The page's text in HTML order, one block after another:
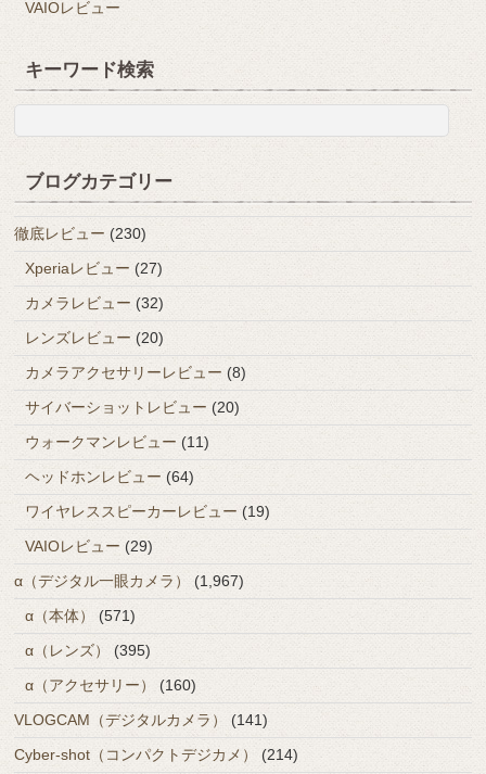
VAIOレビュー
キーワード検索
ブログカテゴリー
徹底レビュー (230)
Xperiaレビュー (27)
カメラレビュー (32)
レンズレビュー (20)
カメラアクセサリーレビュー (8)
サイバーショットレビュー (20)
ウォークマンレビュー (11)
ヘッドホンレビュー (64)
ワイヤレススピーカーレビュー(19)
VAIOレビュー (29)
α（デジタル一眼カメラ）
(1,967)
α（本体）
(571)
α（レンズ）
(395)
α（アクセサリー）
(160)
VLOGCAM（デジタルカメラ）
(141)
Cyber-shot（コンパクトデジカメ）
(214)